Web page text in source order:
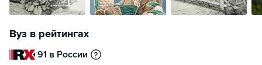
Вуз в рейтингах
91 в России